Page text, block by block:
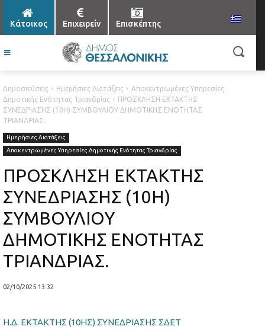
Κάτοικος Επιχειρείν Επισκέπτης
Δημοσιεύσεις Ημερήσιες Διατάξεις
Αποκεντρωμένες Υπηρεσίες
Δημοτικής Ενότητας Τριανδρίας
ΠΡΟΣΚΛΗΣΗ ΕΚΤΑΚΤΗΣ
ΣΥΝΕΔΡΙΑΣΗΣ (10Η) ΣΥΜΒΟΥΛΙΟΥ ΔΗΜΟΤΙΚΗΣ ΕΝΟΤΗΤΑΣ
ΤΡΙΑΝΔΡΙΑΣ.
Ημερήσιες Διατάξεις
Αποκεντρωμένες Υπηρεσίες Δημοτικής Ενότητας Τριανδρίας
ΠΡΟΣΚΛΗΣΗ ΕΚΤΑΚΤΗΣ
ΣΥΝΕΔΡΙΑΣΗΣ (10Η)
ΣΥΜΒΟΥΛΙΟΥ
ΔΗΜΟΤΙΚΗΣ ΕΝΟΤΗΤΑΣ
ΤΡΙΑΝΔΡΙΑΣ.
02/10/2025 13:32
Η.Δ. ΕΚΤΑΚΤΗΣ (10ΗΣ) ΣΥΝΕΔΡΙΑΣΗΣ ΣΔΕΤ